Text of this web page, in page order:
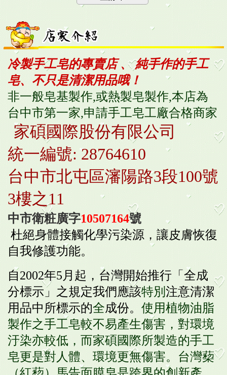
冷製手工皂的專賣店 、純手作的手工
皂、不只是清潔用品哦！
非一般皂基製作,或熱製皂製作,本店為
台中市第一家,申請手工皂工廠合格商家
家碩國際股份有限公司
統一編號: 28764610
台中市北屯區瀋陽路3段100號
3樓之11
中市衛粧廣字10507164號
杜絕身體接觸化學污染源，讓皮膚恢復
自我修護功能。
自2002年5月起，台灣開始推行「全成
分標示」之規定我們應該特別 注意清潔
用品中所標示的全成份。 使用植物油脂
製作之手工皂較不易產生傷害，對環境
汙染亦較低，而家碩國際所製造的手工
皂更是對人體、環境更無傷害。台灣蔾